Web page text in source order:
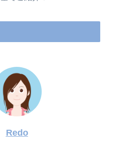
Redo